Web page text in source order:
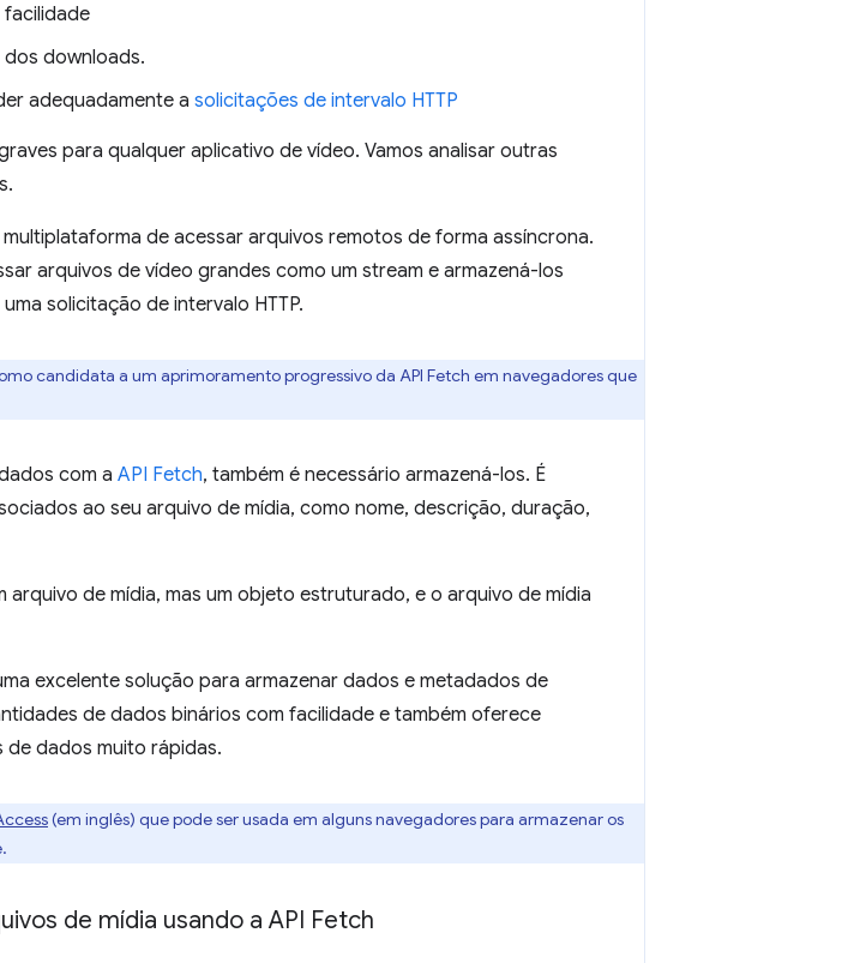
facilidade
downloads.
adequadamente a solicitações de intervalo HTTP
para qualquer aplicativo de vídeo. Vamos analisar outras
multiplataforma de acessar arquivos remotos de forma assíncrona.
arquivos de vídeo grandes como um stream e armazená-los
solicitação de intervalo HTTP.
candidata a um aprimoramento progressivo da API Fetch em navegadores que
com a API Fetch, também é necessário armazená-los. É
ao seu arquivo de mídia, como nome, descrição, duração,
arquivo de mídia, mas um objeto estruturado, e o arquivo de mídia
excelente solução para armazenar dados e metadados de
de dados binários com facilidade e também oferece
de dados muito rápidas.
(em inglês) que pode ser usada em alguns navegadores para armazenar os
de mídia usando a API Fetch